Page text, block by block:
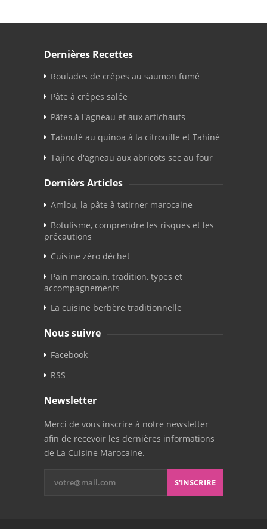
Dernières Recettes
Roulades de crêpes au saumon fumé
Pâte à crêpes salée
Pâtes à l'agneau et aux artichauts
Taboulé au quinoa à la citrouille et Tahiné
Tajine d'agneau aux abricots sec au four
Dernièrs Articles
Amlou, la pâte à tatirner marocaine
Botulisme, comprendre les risques et les
précautions
Cuisine zéro déchet
Pain marocain, tradition, types et
accompagnements
La cuisine berbère traditionnelle
Nous suivre
Facebook
RSS
Newsletter
Merci de vous inscrire à notre newsletter
afin de recevoir les dernières informations
de La Cuisine Marocaine.
S'INSCRIRE